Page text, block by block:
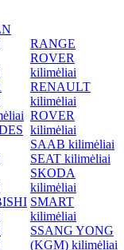
RANGE
ROVER
kilimėliai
RENAULT
kilimėliai
ROVER
kilimėliai
SAAB kilimėliai
SEAT kilimėliai
SKODA
kilimėliai
SMART
kilimėliai
SSANG YONG
(KGM) kilimėliai